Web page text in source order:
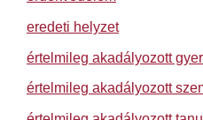
eredeti helyzet
értelmileg akadályozott
értelmileg akadályozott